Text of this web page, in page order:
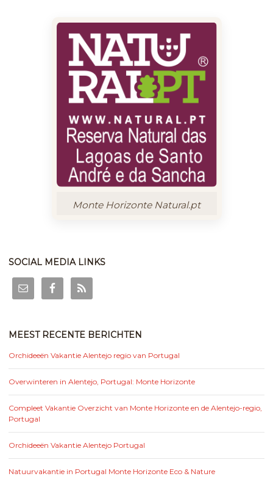
Monte Horizonte Natural.pt
SOCIAL MEDIA LINKS
MEEST RECENTE BERICHTEN
Orchideeën Vakantie Alentejo regio van Portugal
Overwinteren in Alentejo, Portugal: Monte Horizonte
Compleet Vakantie Overzicht van Monte Horizonte en de Alentejo-regio,
Portugal
Orchideeën Vakantie Alentejo Portugal
Natuurvakantie in Portugal Monte Horizonte Eco & Nature